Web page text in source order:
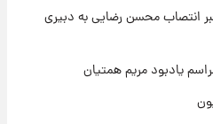
ایران‌خودرو و سایپا امروز شنبه
انتصاب محسن رضایی به دبیری
یادبود مریم همتیان